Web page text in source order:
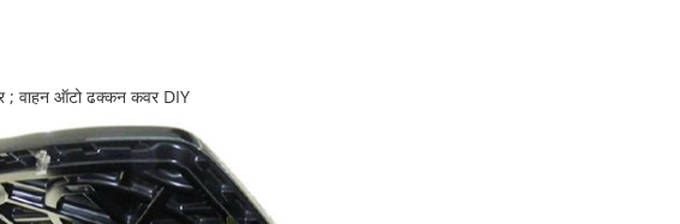
; वाहन ऑटो ढक्कन कवर DIY